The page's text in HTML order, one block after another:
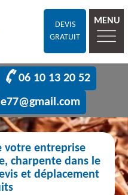
DEVIS
GRATUIT
MENU
06 10 13 20 52
votre entreprise
charpente dans le
et déplacement